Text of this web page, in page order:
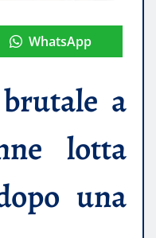
WhatsApp
a
lotta
una